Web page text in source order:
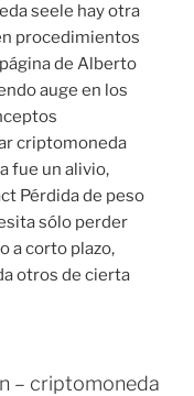
seele hay otra
procedimientos
de Alberto
auge en los
criptomoneda
fue un alivio,
Pérdida de peso
sólo perder
a corto plazo,
otros de cierta
– criptomoneda